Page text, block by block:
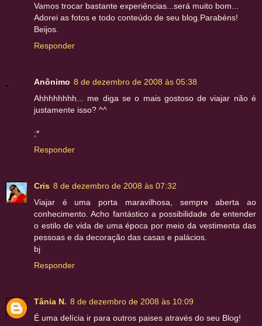
Vamos trocar bastante experiências...será muito bom...
Adorei as fotos e todo conteúdo de seu blog.Parabéns!
Beijos.
Responder
Anônimo 8 de dezembro de 2008 às 05:38
Ahhhhhhhh... me diga se o mais gostoso de viajar não é
justamente isso? ^^
;*
Responder
Cris 8 de dezembro de 2008 às 07:32
Viajar é uma porta maravilhosa, sempre aberta ao
conhecimento. Acho fantástico a possibilidade de entender
o estilo de vida de uma época por meio da vestimenta das
pessoas e da decoração das casas e palácios.
bj
Responder
Tânia N. 8 de dezembro de 2008 às 10:09
É uma delícia ir para outros paises através do seu Blog!